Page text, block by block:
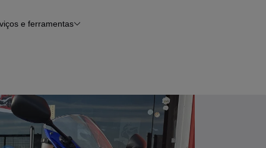
e ferramentas